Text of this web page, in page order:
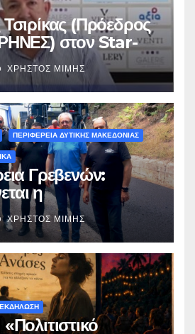
(Πρόεδρος
στον Star-
έγινε
– Σας
όλους το Σάββατο
Γρεβενών !» –
ΧΡΉΣΤΟΣ ΜΊΜΗΣ
ΠΕΡΙΦΕΡΕΙΑ ΔΥΤΙΚΗΣ ΜΑΚΕΔΟΝΙΑΣ
Γρεβενών:
η
της οδού
ΧΡΉΣΤΟΣ ΜΊΜΗΣ
ΕΚΔΗΛΩΣΗ